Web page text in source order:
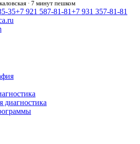
· 7 минут пешком
+7 921 587‑81‑81+7 931 357‑81‑81
диагностика